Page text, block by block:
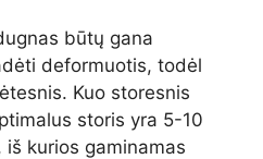
būtų gana
deformuotis, todėl
Kuo storesnis
storis yra 5-10
kurios gaminamas